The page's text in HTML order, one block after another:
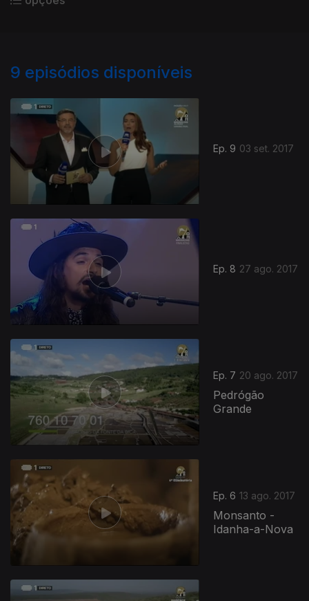
9 episódios disponíveis
Ep. 9 03 set. 2017
Ep. 8 27 ago. 2017
Ep. 7 20 ago. 2017
Pedrógão
Grande
Ep. 6 13 ago. 2017
Monsanto -
Idanha-a-Nova